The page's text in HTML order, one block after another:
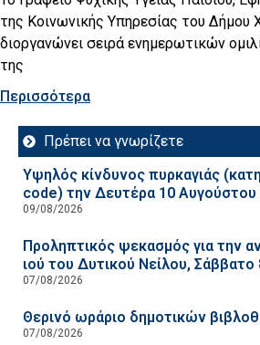
της Κοινωνικής Υπηρεσίας του Δήμου
διοργανώνει σειρά ενημερωτικών
της
Περισσότερα
Πρέπει να γνωρίζετε
Υψηλός κίνδυνος πυρκαγιάς
code) την Δευτέρα 10 Αυγούστου
09/08/2026
Προληπτικός ψεκασμός για την
ιού του Δυτικού Νείλου,
07/08/2026
Θερινό ωράριο δημοτικών
07/08/2026